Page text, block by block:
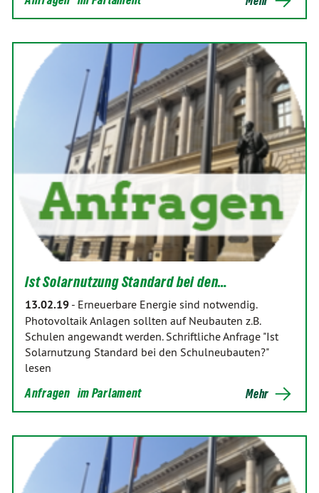
Ist Solarnutzung Standard bei den…
13.02.19 - Erneuerbare Energie sind notwendig.
Photovoltaik Anlagen sollten auf Neubauten z.B.
Schulen angewandt werden. Schriftliche Anfrage "Ist
Solarnutzung Standard bei den Schulneubauten?"
lesen
Anfragen im Parlament Mehr